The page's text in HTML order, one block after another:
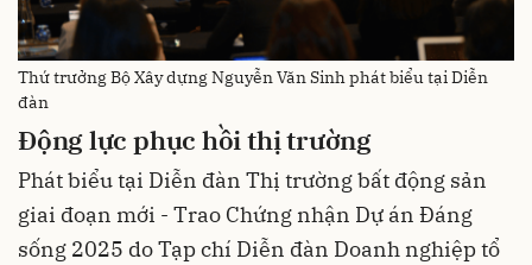
Thứ trưởng Bộ Xây dựng Nguyễn Văn Sinh phát biểu tại Diễn
đàn
Động lực phục hồi thị trường
Phát biểu tại Diễn đàn Thị trường bất động sản
giai đoạn mới - Trao Chứng nhận Dự án Đáng
sống 2025 do Tạp chí Diễn đàn Doanh nghiệp tổ